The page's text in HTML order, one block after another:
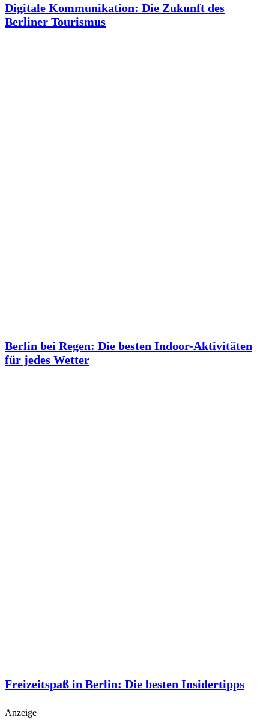
Digitale Kommunikation: Die Zukunft des
Berliner Tourismus
Berlin bei Regen: Die besten Indoor-Aktivitäten
für jedes Wetter
Freizeitspaß in Berlin: Die besten Insidertipps
Anzeige